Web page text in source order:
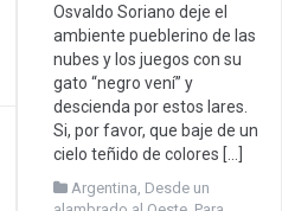
Osvaldo Soriano deje el
ambiente pueblerino de las
nubes y los juegos con su
gato “negro vení” y
descienda por estos lares.
Si, por favor, que baje de un
cielo teñido de colores […]
Argentina, Desde un